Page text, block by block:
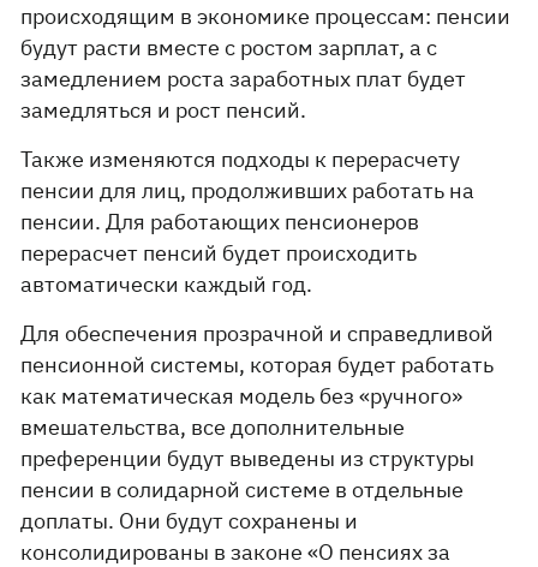
происходящим в экономике процессам: пенсии
будут расти вместе с ростом зарплат, а с
замедлением роста заработных плат будет
замедляться и рост пенсий.
Также изменяются подходы к перерасчету
пенсии для лиц, продолживших работать на
пенсии. Для работающих пенсионеров
перерасчет пенсий будет происходить
автоматически каждый год.
Для обеспечения прозрачной и справедливой
пенсионной системы, которая будет работать
как математическая модель без «ручного»
вмешательства, все дополнительные
преференции будут выведены из структуры
пенсии в солидарной системе в отдельные
доплаты. Они будут сохранены и
консолидированы в законе «О пенсиях за